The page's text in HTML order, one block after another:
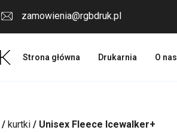
zamowienia@rgbdruk.pl
Strona główna Drukarnia O nas
/ kurtki / Unisex Fleece Icewalker+